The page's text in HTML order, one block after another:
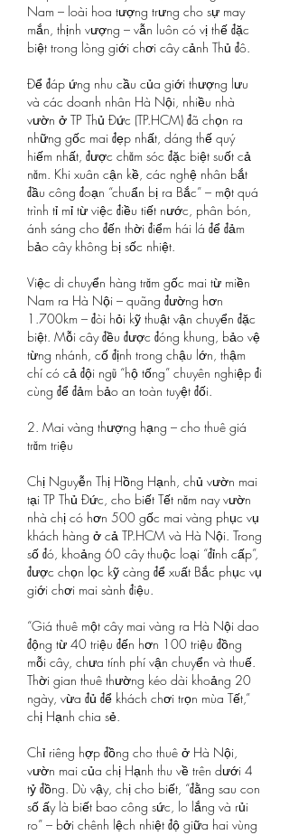
Nam – loài hoa tượng trưng cho sự may
mắn, thịnh vượng – vẫn luôn có vị thế đặc
biệt trong lòng giới chơi cây cảnh Thủ đô.
Để đáp ứng nhu cầu của giới thượng lưu
và các doanh nhân Hà Nội, nhiều nhà
vườn ở TP Thủ Đức (TP.HCM) đã chọn ra
những gốc mai đẹp nhất, dáng thế quý
hiếm nhất, được chăm sóc đặc biệt suốt cả
năm. Khi xuân cận kề, các nghệ nhân bắt
đầu công đoạn “chuẩn bị ra Bắc” – một quá
trình tỉ mỉ từ việc điều tiết nước, phân bón,
ánh sáng cho đến thời điểm hái lá để đảm
bảo cây không bị sốc nhiệt.
Việc di chuyển hàng trăm gốc mai từ miền
Nam ra Hà Nội – quãng đường hơn
1.700km – đòi hỏi kỹ thuật vận chuyển đặc
biệt. Mỗi cây đều được đóng khung, bảo vệ
từng nhánh, cố định trong chậu lớn, thậm
chí có cả đội ngũ “hộ tống” chuyên nghiệp đi
cùng để đảm bảo an toàn tuyệt đối.
2. Mai vàng thượng hạng – cho thuê giá
trăm triệu
Chị Nguyễn Thị Hồng Hạnh, chủ vườn mai
tại TP Thủ Đức, cho biết Tết năm nay vườn
nhà chị có hơn 500 gốc mai vàng phục vụ
khách hàng ở cả TP.HCM và Hà Nội. Trong
số đó, khoảng 60 cây thuộc loại “đỉnh cấp”,
được chọn lọc kỹ càng để xuất Bắc phục vụ
giới chơi mai sành điệu.
“Giá thuê một cây mai vàng ra Hà Nội dao
động từ 40 triệu đến hơn 100 triệu đồng
mỗi cây, chưa tính phí vận chuyển và thuế.
Thời gian thuê thường kéo dài khoảng 20
ngày, vừa đủ để khách chơi trọn mùa Tết,”
chị Hạnh chia sẻ.
Chỉ riêng hợp đồng cho thuê ở Hà Nội,
vườn mai của chị Hạnh thu về trên dưới 4
tỷ đồng. Dù vậy, chị cho biết, “đằng sau con
số ấy là biết bao công sức, lo lắng và rủi
ro” – bởi chênh lệch nhiệt độ giữa hai vùng